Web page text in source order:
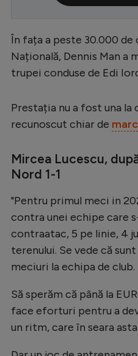
Premier
Serie A
Bundesliga
Campionate
EURO 2024
Tenis
Handbal
Natație
În fața a peste 30.000
Națională, Dennis Man a
trupei conduse de Edi
Prestația nu a fost una la
recunoscut chiar de
Mircea Lucescu,
Nord 1-1
"Pentru primul meci in
contra unei echipe care
contraatac, 5 pe linie, 4
terenului. Se vede că
meciuri la echipa de club.
Să sperăm că până la
face eforturi pentru a
un ritm, care în seara